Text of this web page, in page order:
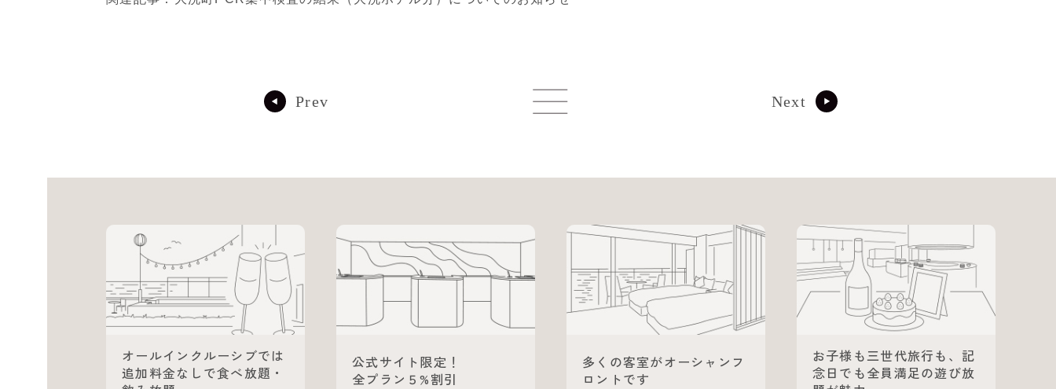
Prev Next
オールインクルーシブでは
追加料金なしで食べ放題・
公式サイト限定！
全プラン５%割引
多くの客室がオーシャンフ
ロントです
お子様も三世代旅行も、記
念日でも全員満足の遊び放